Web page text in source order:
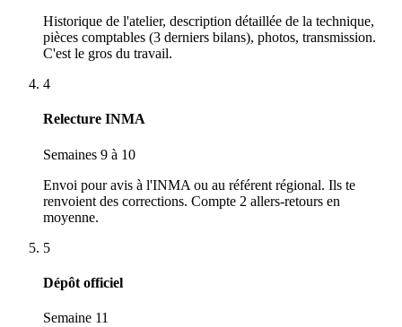
Historique de l'atelier, description détaillée de la technique,
pièces comptables (3 derniers bilans), photos, transmission.
C'est le gros du travail.
4
Relecture INMA
Semaines 9 à 10
Envoi pour avis à l'INMA ou au référent régional. Ils te
renvoient des corrections. Compte 2 allers-retours en
moyenne.
5
Dépôt officiel
Semaine 11